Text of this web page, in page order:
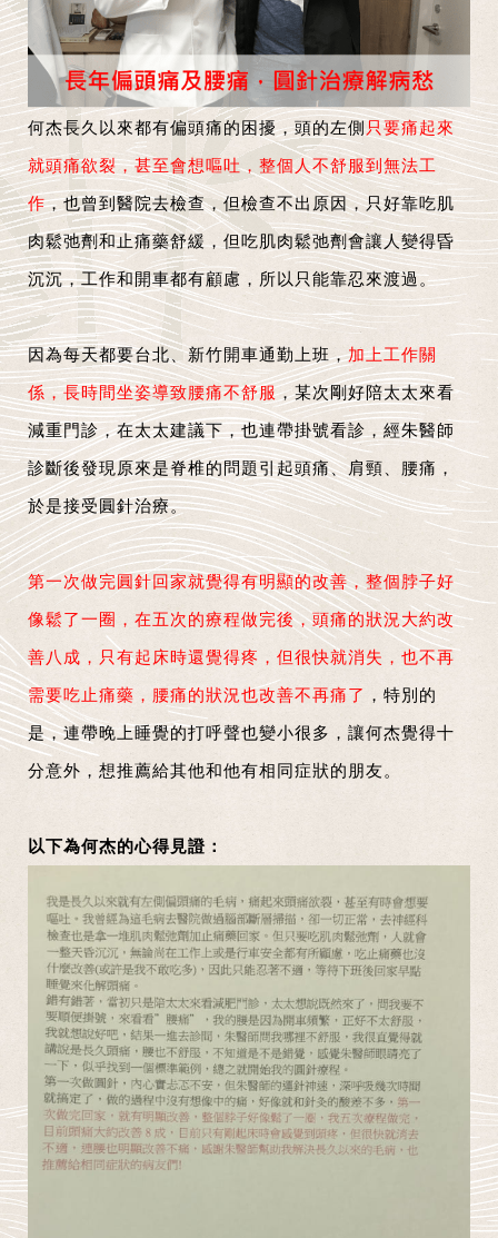
何杰長久以來都有偏頭痛的困擾，頭的左側 只要痛起來
就頭痛欲裂，甚至會想嘔吐，整個人不舒服到無法工
作，也曾到醫院去檢查，但檢查不出原因，只好靠吃肌
肉鬆弛劑和止痛藥舒緩，但吃肌肉鬆弛劑會讓人變得昏
沉沉，工作和開車都有顧慮，所以只能靠忍來渡過。
因為每天都要台北、新竹開車通勤上班，加上工作關
係，長時間坐姿導致腰痛不舒服，某次剛好陪太太來看
減重門診，在太太建議下，也連帶掛號看診，經朱醫師
診斷後發現原來是脊椎的問題引起頭痛、肩頸、腰痛，
於是接受圓針治療。
第一次做完圓針回家就覺得有明顯的改善，整個脖子好
像鬆了一圈，在五次的療程做完後，頭痛的狀況大約改
善八成，只有起床時還覺得疼，但很快就消失，也不再
需要吃止痛藥，腰痛的狀況也改善不再痛了 ，特別的
是，連帶晚上睡覺的打呼聲也變小很多，讓何杰覺得十
分意外，想推薦給其他和他有相同症狀的朋友。
以下為何杰的心得見證：